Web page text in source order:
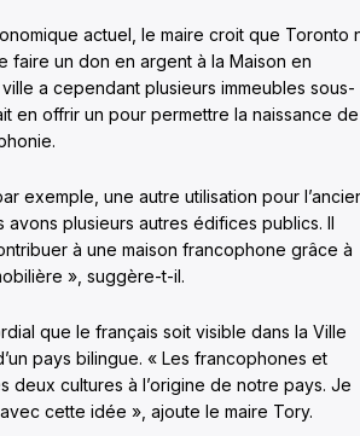
actuel, le maire croit que Toronto
faire un don en argent à la Maison en
a cependant plusieurs immeubles sous-
en offrir un pour permettre la naissance
exemple, une autre utilisation pour
avons plusieurs autres édifices publics. Il
à une maison francophone grâce à
», suggère-t-il.
que le français soit visible dans la Ville
pays bilingue. « Les francophones et
deux cultures à l’origine de notre pays. Je
cette idée », ajoute le maire Tory.